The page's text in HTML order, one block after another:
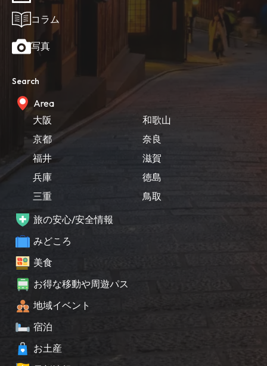
コラム
写真
Search
Area
大阪
京都
福井
兵庫
三重
和歌山
奈良
滋賀
徳島
鳥取
旅の安心/安全情報
みどころ
美食
お得な移動や周遊パス
地域イベント
宿泊
お土産